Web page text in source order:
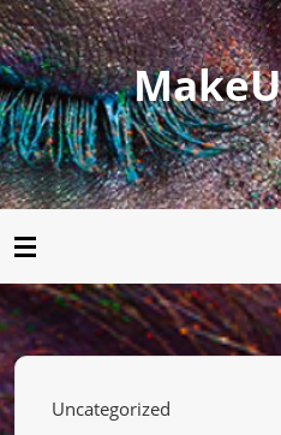
Uncategorized